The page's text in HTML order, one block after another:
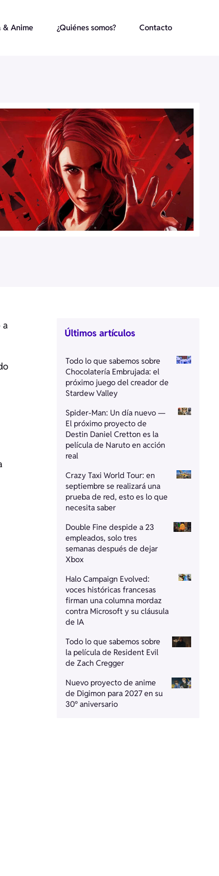
& Anime ¿Quiénes somos? Contacto
a
Últimos artículos
Todo lo que sabemos sobre
Chocolatería Embrujada: el
próximo juego del creador de
Stardew Valley
Spider-Man: Un día nuevo —
El próximo proyecto de
Destin Daniel Cretton es la
película de Naruto en acción
real
Crazy Taxi World Tour: en
septiembre se realizará una
prueba de red, esto es lo que
necesita saber
Double Fine despide a 23
empleados, solo tres
semanas después de dejar
Xbox
Halo Campaign Evolved:
voces históricas francesas
firman una columna mordaz
contra Microsoft y su cláusula
de IA
Todo lo que sabemos sobre
la película de Resident Evil
de Zach Cregger
Nuevo proyecto de anime
de Digimon para 2027 en su
30º aniversario